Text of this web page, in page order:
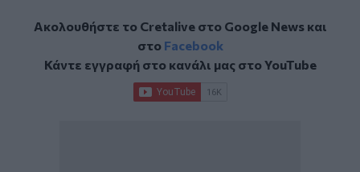
Ακολουθήστε το Cretalive στο Google Newsκαι
στο Facebook
Κάντε εγγραφή στο κανάλι μας στοYouTube